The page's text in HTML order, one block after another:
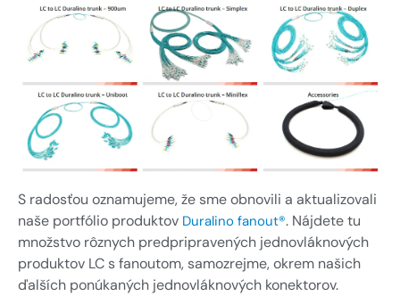
Výrobky veľmi malého formátu
U-DQ FLEXO výrobky
Meracie zariadenia
Vyhodnocovací softvér
Sieťové prepojenia
Inštalačné príslušenstvo
Iné
Senzory a snímacie systémy
Priemyselná automatizácia
Obnoviteľné zdroje energie
Zákazková konštrukcia a
výskum a vývoj
Zmluvná výroba / OEM
GDPR
Addresa a
navigácia
Spýtajte sa
online
S radosťou oznamujeme, že sme obnovili a aktualizovali
naše portfólio produktov Duralino fanout®. Nájdete tu
množstvo rôznych predpripravených jednovláknových
produktov LC s fanoutom, samozrejme, okrem našich
ďalších ponúkaných jednovláknových konektorov.